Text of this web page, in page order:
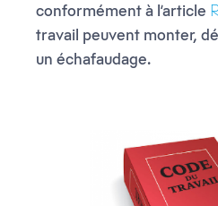
conformément à l’article
travail peuvent monter,
un échafaudage.